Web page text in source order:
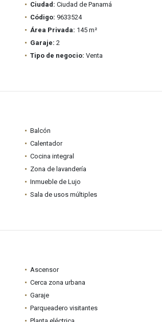
Ciudad: Ciudad de Panamá
Código: 9633524
Área Privada: 145 m²
Garaje: 2
Tipo de negocio: Venta
Balcón
Calentador
Cocina integral
Zona de lavandería
Inmueble de Lujo
Sala de usos múltiples
Ascensor
Cerca zona urbana
Garaje
Parqueadero visitantes